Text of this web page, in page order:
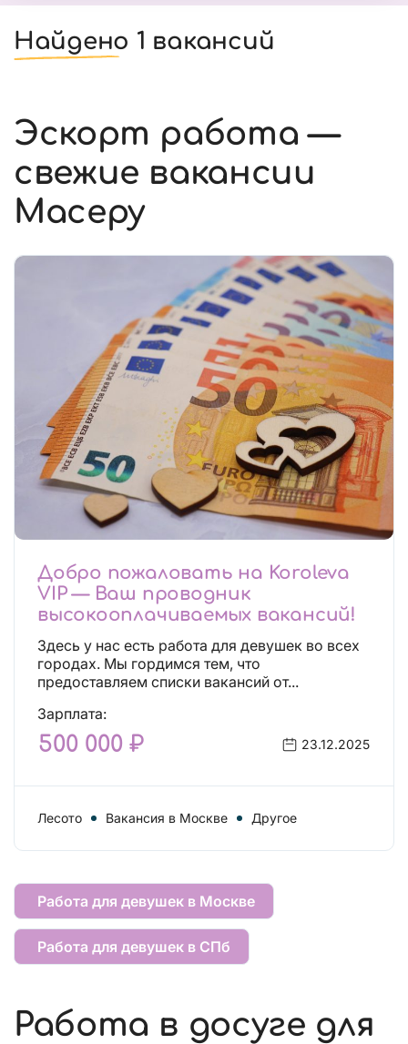
Найдено 1 вакансий
Эскорт работа —
свежие вакансии
Масеру
Добро пожаловать на Koroleva
VIP — Ваш проводник
высокооплачиваемых вакансий!
Здесь у нас есть работа для девушек во всех
городах. Мы гордимся тем, что
предоставляем списки вакансий от...
Зарплата:
500 000 ₽ 23.12.2025
Лесото Вакансия в Москве Другое
Работа для девушек в Москве
Работа для девушек в СПб
Работа в досуге для